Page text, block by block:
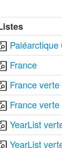
France
France
France
YearList
YearList